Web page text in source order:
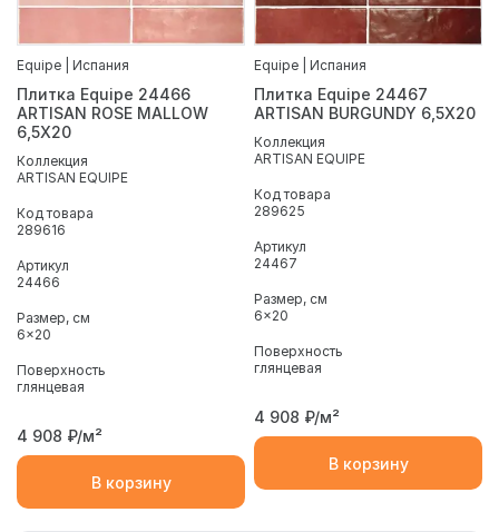
Equipe | Испания
Плитка Equipe 24466
ARTISAN ROSE MALLOW
6,5X20
Коллекция
ARTISAN EQUIPE
Код товара
289616
Артикул
24466
Размер, см
6x20
Поверхность
глянцевая
4 908 ₽/м²
В корзину
Equipe | Испания
Плитка Equipe 24467
ARTISAN BURGUNDY 6,5X20
Коллекция
ARTISAN EQUIPE
Код товара
289625
Артикул
24467
Размер, см
6x20
Поверхность
глянцевая
4 908 ₽/м²
В корзину